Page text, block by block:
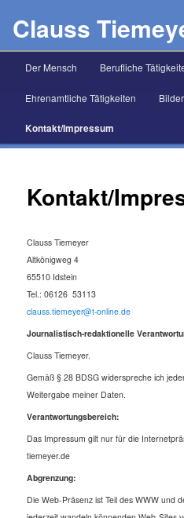
Clauss
Zum Inhalt wechseln
Zum sekundären Inhalt wechseln
Der Mensch Berufliche
Ehrenamtliche Tätigkeiten
Kontakt/Impressum
Kontakt/
Clauss Tiemeyer
Altkönigweg 4
65510 Idstein
Tel.: 06126 53113
clauss.tiemeyer@t-online.de
Journalistisch-redaktionelle
Clauss Tiemeyer.
Gemäß § 28 BDSG widerspreche ich
Weitergabe meiner Daten.
Verantwortungsbereich:
Das Impressum gilt nur für die
tiemeyer.de
Abgrenzung:
Die Web-Präsenz ist Teil des WWW und